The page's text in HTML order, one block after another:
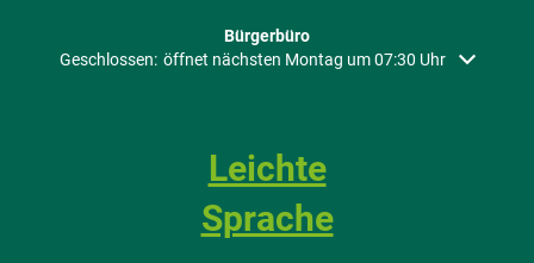
Bürgerbüro
Klicken, um weitere Öffnungs- oder Schließzeiten auszublenden
Geschlossen: öffnet nächsten Montag um 07:30 Uhr
Leichte
Sprache